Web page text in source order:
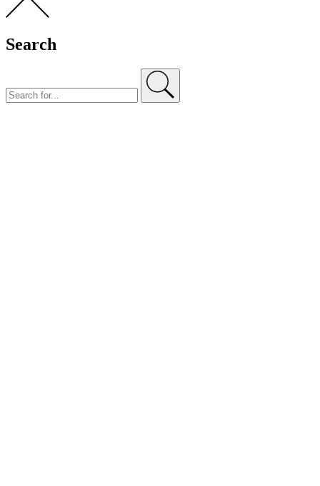
Search